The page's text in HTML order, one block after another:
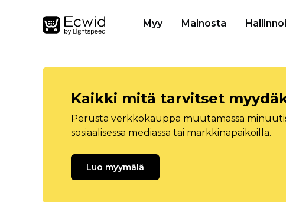
Myy Mainosta Hallinnoi
Kaikki mitä tarvitset
Perusta verkkokauppa muutamassa
sosiaalisessa mediassa tai markkinapaikoilla.
Luo myymälä